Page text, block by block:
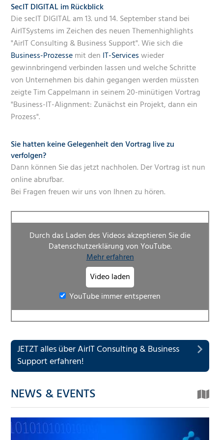
SecIT DIGITAL im Rückblick
Die secIT DIGITAL am 13. und 14. September stand bei
AirITSystems im Zeichen des neuen Themenhighlights
"AirIT Consulting & Business Support". Wie sich die
Business-Prozessemit den IT-Serviceswieder
gewinnbringend verbinden lassen und welche Schritte
von Unternehmen bis dahin gegangen werden müssten
zeigte Tim Cappelmann in seinem 20-minütigen Vortrag
"Business-IT-Alignment: Zunächst ein Projekt, dann ein
Prozess".
Sie hatten keine Gelegenheit den Vortrag live zu
verfolgen?
Dann können Sie das jetzt nachholen. Der Vortrag ist nun
online abrufbar.
Bei Fragen freuen wir uns von Ihnen zu hören.
Durch das Laden des Videos akzeptieren Sie die
Datenschutzerklärung von YouTube.
Mehr erfahren
Video laden
YouTube immer entsperren
JETZT alles über AirIT Consulting & Business
Support erfahren!
NEWS & EVENTS